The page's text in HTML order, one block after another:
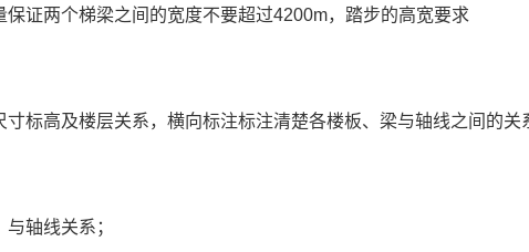
证两个梯梁之间的宽度不要超过4200m，踏步的高宽要求
标高及楼层关系，横向标注标注清楚各楼板、梁与轴线之间的关
轴线关系；